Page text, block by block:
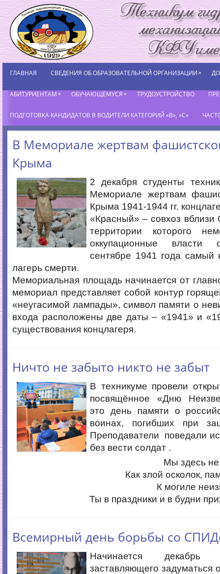
ГЛАВНАЯ СВЕДЕНИЯ ОБ ОБРАЗОВАТЕЛЬНОЙ ОРГАНИЗАЦИИ»
АБИТУРИЕНТАМ» ОБУЧАЮЩЕМУСЯ» ТРУДОУСТРОЙСТВО
ПОДГОТОВКА КАНДИДАТОВ В ВОДИТЕЛИ КАТЕГОРИЙ «В», «С»
В Мемориале жертвам
Крыма
2 декабря студенты
Мемориале жертвам
Крыма 1941-1944 гг.
«Красный» – совхоз
территории которого
оккупационные власти
сентябре 1941 года самый
лагерь смерти.
Мемориальная площадь начинается от
мемориал представляет собой контур
«неугасимой лампады», символ памяти о
входа расположены две даты – «1941» и
существования концлагеря.
Ничто не забыто никто не забыт
В техникуме провели
посвящённое «Дню
это день памяти о
воинах, погибших при
Преподаватели поведали
без вести солдат .
Мы здесь не
Как злой осколок,
К могиле
Ты в праздники и в будни
Всемирный день борьбы со
Начинается декабрь
заставляющего задуматься